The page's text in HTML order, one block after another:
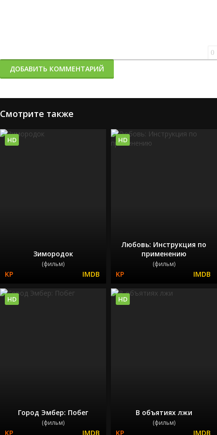
0
ДОБАВИТЬ КОММЕНТАРИЙ
Смотрите также
Зимородок
(фильм)
HD
Любовь: Инструкция по
применению
(фильм)
HD
Город Эмбер: Побег
(фильм)
HD
В объятиях лжи
(фильм)
HD